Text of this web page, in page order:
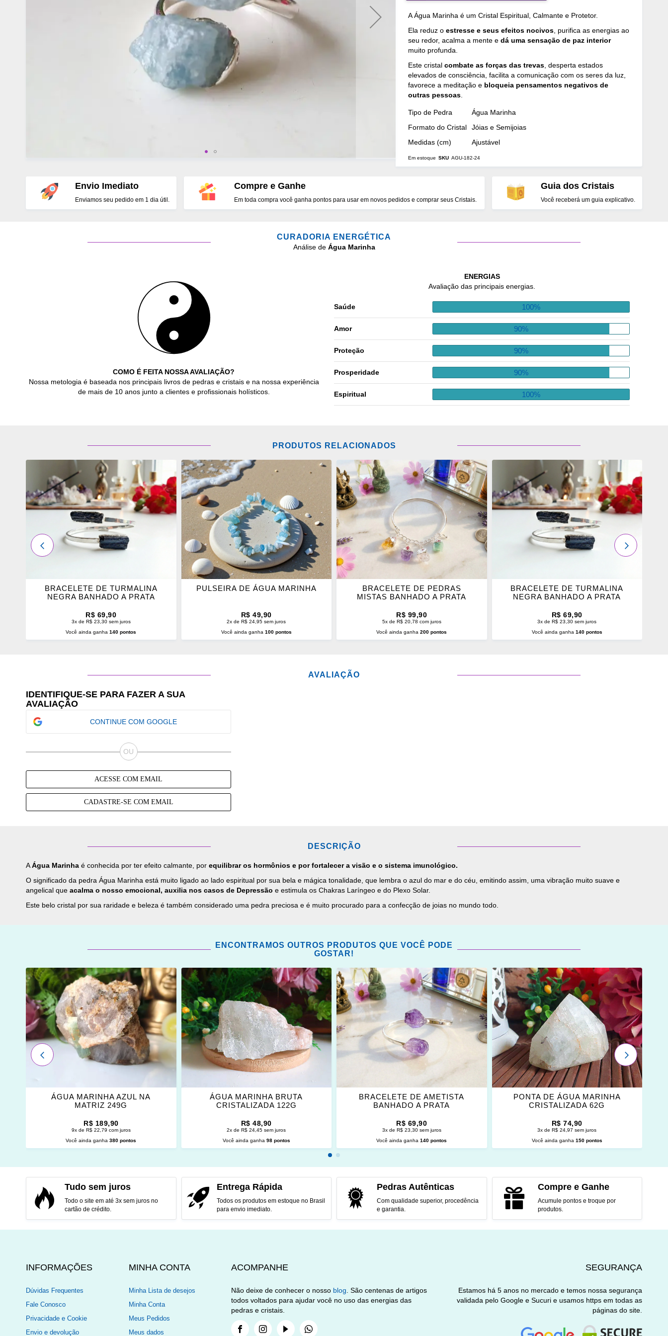
A Água Marinha é um Cristal Espiritual, Calmante e Protetor.
Ela reduz o estresse e seus efeitos nocivos , purifica as energias ao
seu redor, acalma a mente e dá uma sensação de paz interior
muito profunda.
Este cristal combate as forças das trevas , desperta estados
elevados de consciência, facilita a comunicação com os seres da luz,
favorece a meditação e bloqueia pensamentos negativos de
outras pessoas
Mais
Tipo de Pedra
Água Marinha
Formato do Cristal
Jóias e Semijoias
Medidas (cm)
Ajustável
Em estoque SKU AGU-182-24
Envio Imediato
Enviamos seu pedido em 1 dia útil.
Compre e Ganhe
Em toda compra você ganha pontos para usar em novos pedidos e comprar seus Cristais.
Guia dos Cristais
Você receberá um guia explicativo.
CURADORIA ENERGÉTICA
Análise de Água Marinha
COMO É FEITA NOSSA AVALIAÇÃO?
Nossa metologia é baseada nos principais livros de pedras e cristais e na nossa experiência
de mais de 10 anos junto a clientes e profissionais holísticos.
ENERGIAS
Avaliação das principais energias.
Saúde 100%
Amor 90%
Proteção 90%
Prosperidade 90%
Espiritual 100%
PRODUTOS RELACIONADOS
ADICIONAR
OS
FAVORITOS
BRACELETE DE TURMALINA
NEGRA BANHADO A PRATA
R$ 69,90
3x de R$ 23,30 sem juros
Você ainda ganha140 pontos
ADICIONAR
OS
FAVORITOS
PULSEIRA DE ÁGUA MARINHA
R$ 49,90
2x de R$ 24,95 sem juros
Você ainda ganha 100 pontos
ADICIONAR
OS
BRACELETE DE PEDRAS
MISTAS BANHADO A PRATA
R$ 99,90
5x de R$ 20,78 com juros
Você ainda ganha200 pontos
ADICIONAR
OS
FAVORITOS
BRACELETE DE TURMALINA
NEGRA BANHADO A PRATA
R$ 69,90
3x de R$ 23,30 sem juros
Você ainda ganha 140 pontos
PRÓXIMO
ANTERIOR
AVALIAÇÃO
IDENTIFIQUE-SE PARA FAZER A SUA
AVALIAÇÃO
CONTINUE COM GOOGLE
ACESSE COM EMAIL
CADASTRE-SE COM EMAIL
DESCRIÇÃO
AÁgua Marinha é conhecida por ter efeito calmante, por equilibrar os hormônios e por fortalecer a visão e o sistema imunológico.
O significado da pedra Água Marinha está muito ligado ao lado espiritual por sua bela e mágica tonalidade, que lembra o azul do mar e do céu, emitindo assim, uma vibração muito suave e
angelical que acalma o nosso emocional, auxilia nos casos de Depressão e estimula os Chakras Laríngeo e do Plexo Solar.
Este belo cristal por sua raridade e beleza é também considerado uma pedra preciosa e é muito procurado para a confecção de joias no mundo todo.
ENCONTRAMOS OUTROS PRODUTOS QUE VOCÊ PODE
GOSTAR!
ADICIONAR
OS
FAVORITOS
ÁGUA MARINHA AZUL NA
MATRIZ 249G
R$ 189,90
9x de R$ 22,79 com juros
Você ainda ganha380 pontos
ADICIONAR
OS
FAVORITOS
ÁGUA MARINHA BRUTA
CRISTALIZADA 122G
R$ 48,90
2x de R$ 24,45 sem juros
Você ainda ganha 98 pontos
ADICIONAR
OS
FAVORITOS
BRACELETE DE AMETISTA
BANHADO A PRATA
R$ 69,90
3x de R$ 23,30 sem juros
Você ainda ganha140 pontos
ADICIONAR
OS
FAVORITOS
PONTA DE ÁGUA MARINHA
CRISTALIZADA 62G
R$ 74,90
3x de R$ 24,97 sem juros
Você ainda ganha 150 pontos
PRÓXIMO
ANTERIOR
Tudo sem juros
Todo o site em até 3x sem juros no
cartão de crédito.
Entrega Rápida
Todos os produtos em estoque no Brasil
para envio imediato.
Pedras Autênticas
Com qualidade superior, procedência
e garantia.
Compre e Ganhe
Acumule pontos e troque por
produtos.
INFORMAÇÕES
Dúvidas Frequentes
Fale Conosco
Privacidade e Cookie
Envio e devolução
MINHA CONTA
Minha Lista de desejos
Minha Conta
Meus Pedidos
Meus dados
SEGURANÇA
Estamos há 5 anos no mercado e temos nossa segurança
validada pelo Google e Sucuri e usamos https em todas as
páginas do site.
ACOMPANHE
Não deixe de conhecer o nosso blog . São centenas de artigos
todos voltados para ajudar você no uso das energias das
pedras e cristais.
FacebookInstagramYoutubeWhatsapp